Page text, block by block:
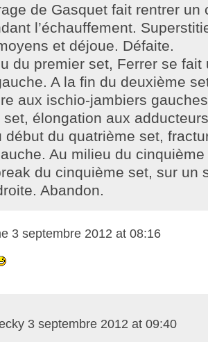
de Gasquet fait rentrer un
l’échauffement.
et déjoue. Défaite.
du premier set, Ferrer se fait
A la fin du deuxième
aux ischio-jambiers
élongation aux
début du quatrième set,
Au milieu du
du cinquième set, sur un
Abandon.
3 septembre 2012 at 08:16
3 septembre 2012 at 09:40